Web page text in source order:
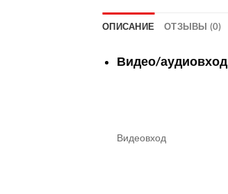
ОПИСАНИЕ ОТЗЫВЫ (0)
Видео/аудиовход
Видеовход